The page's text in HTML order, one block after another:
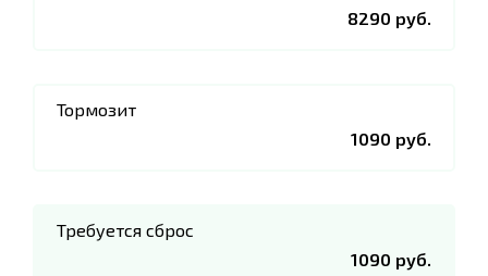
8290 руб.
Тормозит
1090 руб.
Требуется сброс
1090 руб.